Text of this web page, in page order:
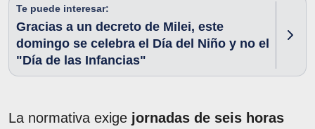
Te puede interesar:
Gracias a un decreto de Milei, este
domingo se celebra el Día del Niño y no el
"Día de las Infancias"
La normativa exige jornadas de seis horas